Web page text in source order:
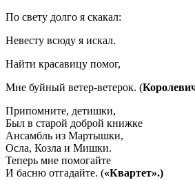
По свету долго я скакал:
Невесту всюду я искал.
Найти красавицу помог,
Мне буйный ветер-ветерок. (
Припомните, детишки,
Был в старой доброй книжке
Ансамбль из Мартышки,
Осла, Козла и Мишки.
Теперь мне помогайте
И басню отгадайте. («Квартет».)